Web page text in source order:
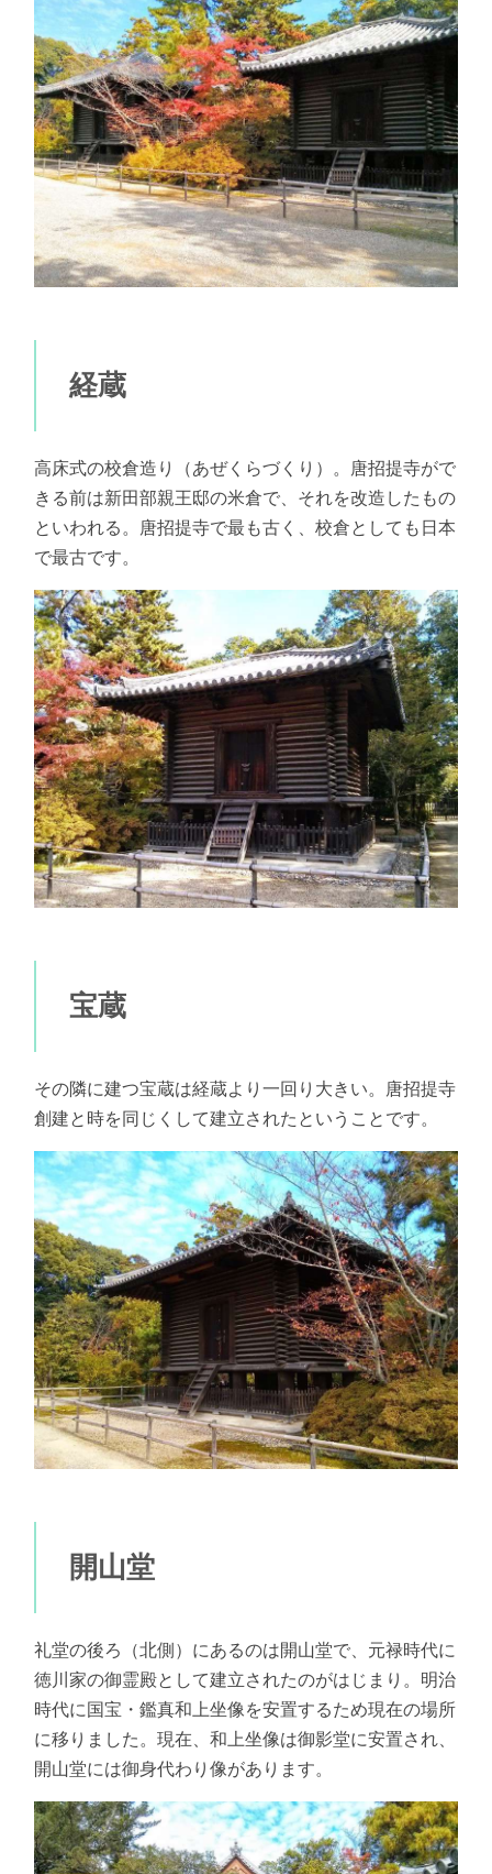
経蔵
高床式の校倉造り（あぜくらづくり）。唐招提寺がで
きる前は新田部親王邸の米倉で、それを改造したもの
といわれる。唐招提寺で最も古く、校倉としても日本
で最古です。
宝蔵
その隣に建つ宝蔵は経蔵より一回り大きい。唐招提寺
創建と時を同じくして建立されたということです。
開山堂
礼堂の後ろ（北側）にあるのは開山堂で、元禄時代に
徳川家の御霊殿として建立されたのがはじまり。明治
時代に国宝・鑑真和上坐像を安置するため現在の場所
に移りました。現在、和上坐像は御影堂に安置され、
開山堂には御身代わり像があります。